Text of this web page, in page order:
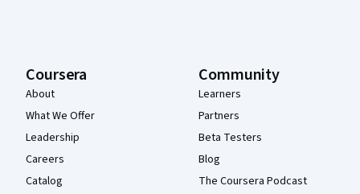
Coursera
About
What We Offer
Leadership
Careers
Catalog
Community
Learners
Partners
Beta Testers
Blog
The Coursera Podcast